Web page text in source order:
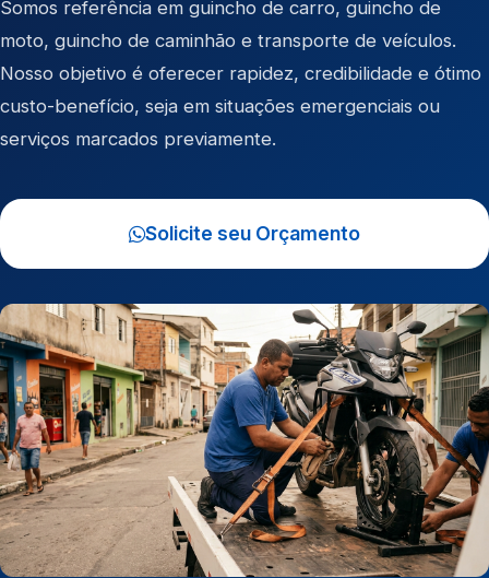
Somos referência em guincho de carro, guincho de
moto, guincho de caminhão e transporte de veículos.
Nosso objetivo é oferecer rapidez, credibilidade e ótimo
custo-benefício, seja em situações emergenciais ou
serviços marcados previamente.
Solicite seu Orçamento